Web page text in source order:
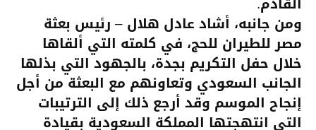
ومن جانبه، أشاد عادل هلال – رئيس بعثة
مصر للطيران للحج، في كلمته التي ألقاها
خلال حفل التكريم بجدة، بالجهود التي بذلها
الجانب السعودي وتعاونهم مع البعثة من أجل
إنجاح الموسم وقد أرجع ذلك إلى الترتيبات
التي انتهجتها المملكة السعودية بقيادة